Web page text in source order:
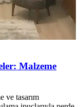
Malzeme
ve tasarım